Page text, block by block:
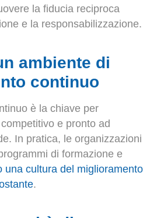
la fiducia reciproca
e la responsabilizzazione.
ambiente di
continuo
è la chiave per
e pronto ad
In pratica, le organizzazioni
di formazione e
una cultura del miglioramento
.